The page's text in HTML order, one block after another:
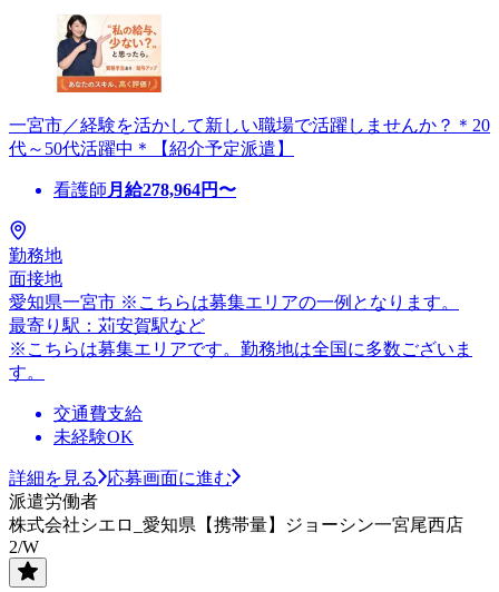
一宮市／経験を活かして新しい職場で活躍しませんか？＊20
代～50代活躍中＊【紹介予定派遣】
看護師 月給278,964円〜
勤務地
面接地
愛知県一宮市 ※こちらは募集エリアの一例となります。
最寄り駅：苅安賀駅など
※こちらは募集エリアです。勤務地は全国に多数ございま
す。
交通費支給
未経験OK
詳細を見る
応募画面に進む
派遣労働者
株式会社シエロ_愛知県【携帯量】ジョーシン一宮尾西店
2/W